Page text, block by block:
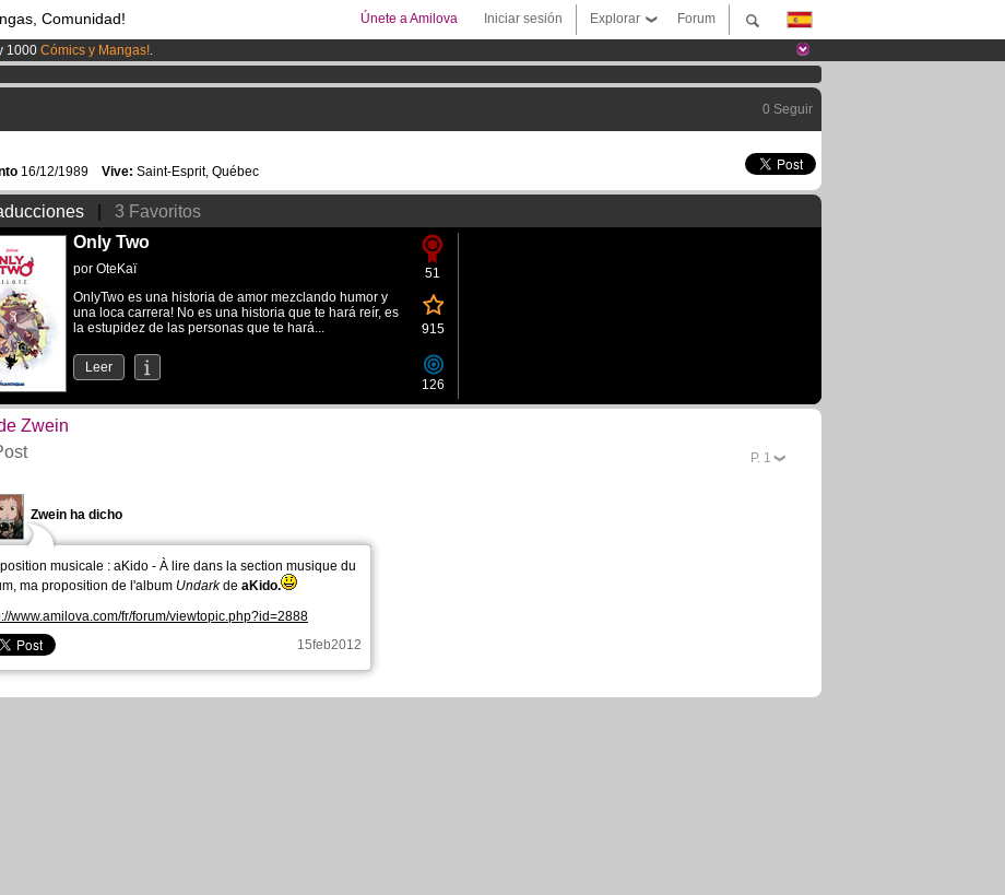
Comunidad! Forum
Explorar
Iniciar sesión
Únete a Amilova
1000 Cómics y Mangas!.
eurosal mes!Hazte Premium ya
lanzado!.
0 Seguir
16/12/1989 Vive: Saint-Esprit, Québec
3 Favoritos
51
915
126
Only Two
por OteKaï
OnlyTwo es una historia de amor mezclando humor y
una loca carrera! No es una historia que te hará reír, es
la estupidez de las personas que te hará...
Leer
Zwein
P. 1
Zwein ha dicho
musicale : aKido - À lire dans la section musique du
ma proposition de l'album Undarkde aKido.
www.amilova.com/fr/forum/viewtopic.php?id=2888
15feb2012